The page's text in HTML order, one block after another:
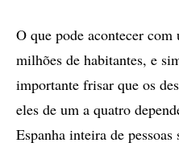
O que pode acontecer
milhões de habitantes, e
importante frisar que os
eles de um a quatro
Espanha inteira de pessoas